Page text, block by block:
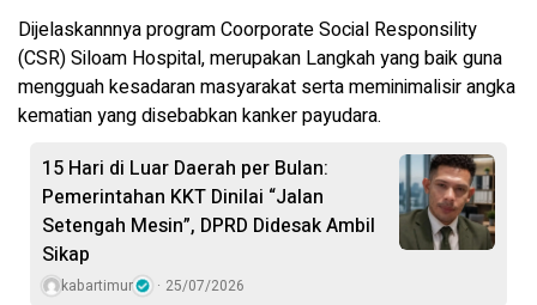
Dijelaskannnya program Coorporate Social Responsility
(CSR) Siloam Hospital, merupakan Langkah yang baik guna
mengguah kesadaran masyarakat serta meminimalisir angka
kematian yang disebabkan kanker payudara.
15 Hari di Luar Daerah per Bulan:
Pemerintahan KKT Dinilai “Jalan
Setengah Mesin”, DPRD Didesak Ambil
Sikap
kabartimur 25/07/2026